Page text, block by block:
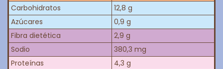
Carbohidratos
12,8 g
Azúcares
0,9 g
Fibra dietética
2,9 g
Sodio
380,3 mg
Proteínas
4,3 g